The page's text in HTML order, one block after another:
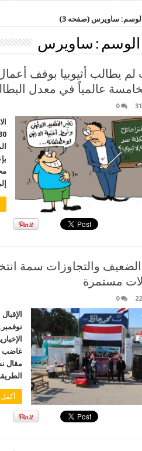
الوسم:ساويرس (صفحه 3)
: ساويرس
عالمياً في معدل
0
مستمرة
0
غاضب
مقال